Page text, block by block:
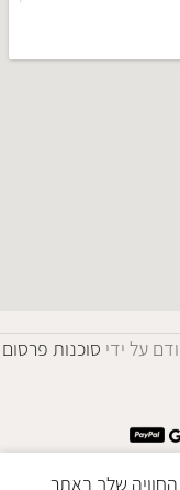
סוכנות פרסום
שלך באתר